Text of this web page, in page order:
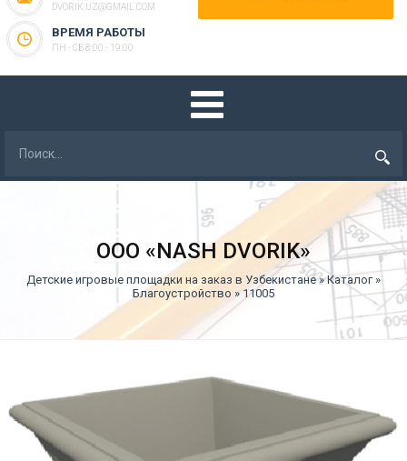
DVORIK.UZ@GMAIL.COM
ВРЕМЯ РАБОТЫ
ПН - СБ 8:00 - 19:00
ООО «NASH DVORIK»
Детские игровые площадки на заказ в Узбекистане»Каталог»
Благоустройство » 11005